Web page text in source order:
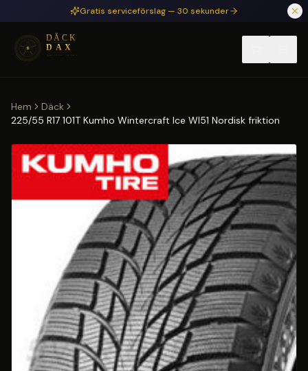
Hoppa till huvudinnehållGratis serviceförslag — 30 sekunder
Hem
Däck
225/55 R17 101T Kumho Wintercraft Ice WI51 Nordisk friktion